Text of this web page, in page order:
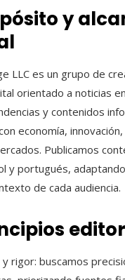
y
LLC es un grupo de
orientado a noticias
y contenidos
economía,
Publicamos
y portugués,
de cada audiencia.
y rigor: buscamos